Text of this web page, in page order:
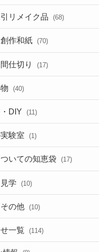
リメイク品 (68)
作和紙 (70)
仕切り (17)
(40)
DIY (11)
験室 (1)
いての知恵袋 (17)
学 (10)
の他 (10)
一覧 (114)